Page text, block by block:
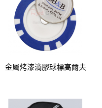
金屬烤漆滴膠球標高爾夫